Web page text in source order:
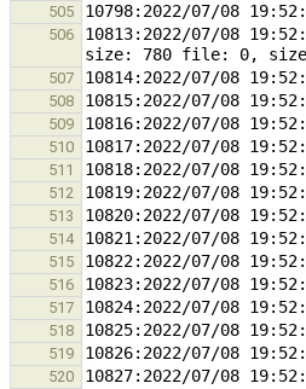
505
506
10813:2022/07/08
507
508
509
510
511
512
513
514
515
516
517
518
519
520